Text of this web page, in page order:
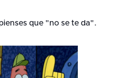
que "no se te da".